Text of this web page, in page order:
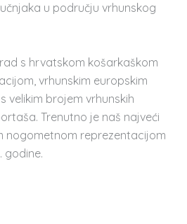
u području vrhunskog
s hrvatskom košarkaškom
vrhunskim europskim
velikim brojem vrhunskih
Trenutno je naš najveći
nogometnom reprezentacijom
godine.